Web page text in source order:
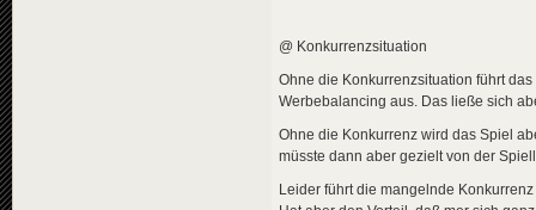
@ Konkurrenzsituation
Ohne die Konkurrenzsituation führt
Werbebalancing aus. Das ließe sich
Ohne die Konkurrenz wird das Spiel
müsste dann aber gezielt von der
Leider führt die mangelnde